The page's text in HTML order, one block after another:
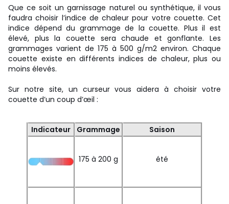
Que ce soit un garnissage naturel ou synthétique, il vous
faudra choisir l’indice de chaleur pour votre couette. Cet
indice dépend du grammage de la couette. Plus il est
élevé, plus la couette sera chaude et gonflante. Les
grammages varient de 175 à 500 g/m2 environ. Chaque
couette existe en différents indices de chaleur, plus ou
moins élevés.
Sur notre site, un curseur vous aidera à choisir votre
couette d’un coup d’œil :
Indicateur Grammage Saison
175 à 200 g été